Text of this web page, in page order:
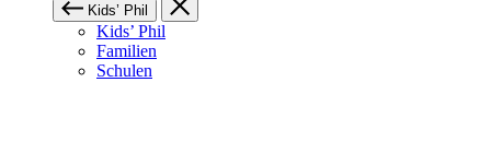
Kids’ Phil
Kids’ Phil
Familien
Schulen